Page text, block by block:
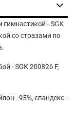
- SGK
со стразами по
- SGK 200826 F,
- 95%, спандекс -